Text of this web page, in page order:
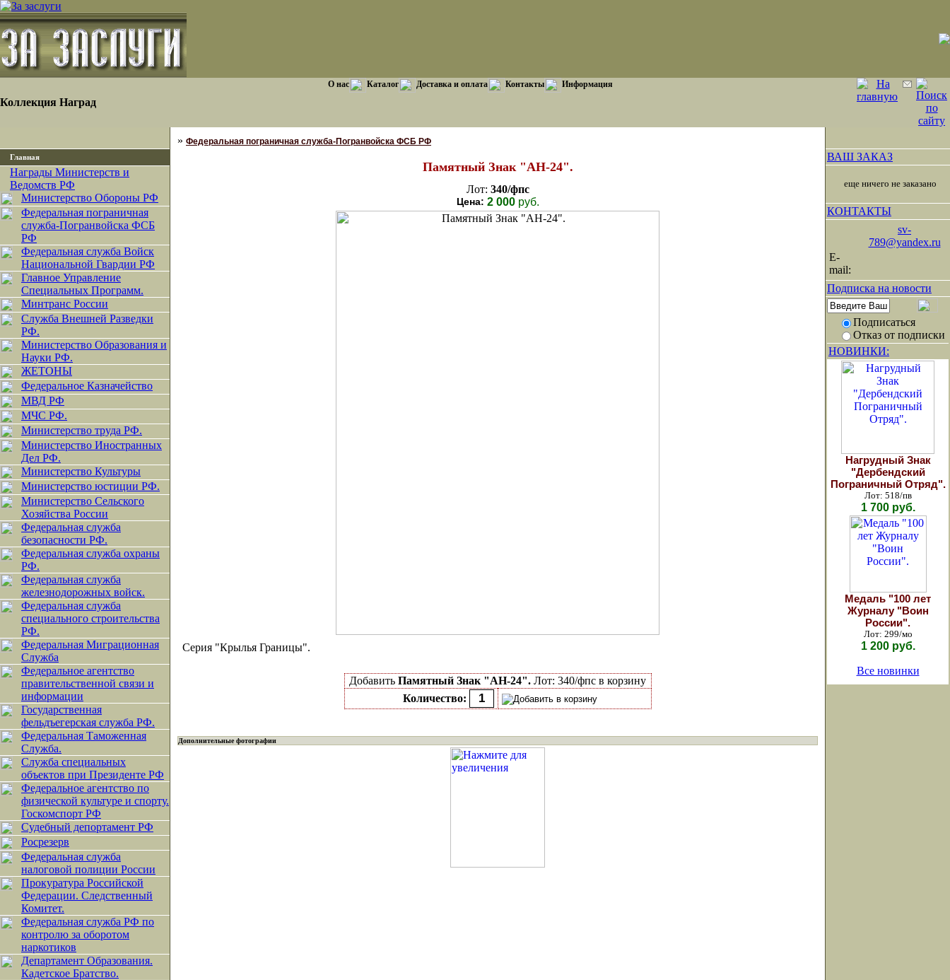
Коллекция Наград
О нас Каталог Доставка и оплата Контакты Информация
Главная
Награды Министерств и
Ведомств РФ
Министерство Обороны РФ
Федеральная пограничная
служба-Погранвойска ФСБ
РФ
Федеральная служба Войск
Национальной Гвардии РФ
Главное Управление
Специальных Программ.
Минтранс России
Служба Внешней Разведки
РФ.
Министерство Образования и
Науки РФ.
ЖЕТОНЫ
Федеральное Казначейство
МВД РФ
МЧС РФ.
Министерство труда РФ.
Министерство Иностранных
Дел РФ.
Министерство Культуры
Министерство юстиции РФ.
Министерство Сельского
Хозяйства России
Федеральная служба
безопасности РФ.
Федеральная служба охраны
РФ.
Федеральная служба
железнодорожных войск.
Федеральная служба
специального строительства
РФ.
Федеральная Миграционная
Служба
Федеральное агентство
правительственной связи и
информации
Государственная
фельдъегерская служба РФ.
Федеральная Таможенная
Служба.
Служба специальных
объектов при Президенте РФ
Федеральное агентство по
физической культуре и спорту.
Госкомспорт РФ
Судебный депортамент РФ
Росрезерв
Федеральная служба
налоговой полиции России
Прокуратура Российской
Федерации. Следственный
Комитет.
Федеральная служба РФ по
контролю за оборотом
наркотиков
Департамент Образования.
Кадетское Братство.
» Федеральная пограничная служба-Погранвойска ФСБ РФ
Памятный Знак "АН-24".
Лот: 340/фпс
Цена: 2 000руб.
Серия "Крылья Границы".
Добавить Памятный Знак "АН-24". Лот: 340/фпс в корзину
Количество:
Дополнительные фотографии
ВАШ ЗАКАЗ
еще ничего не заказано
КОНТАКТЫ
sv-
789@yandex.ru
E-
mail:
Подписка на новости
Подписаться
Отказ от подписки
НОВИНКИ:
Нагрудный Знак
"Дербендский
Пограничный Отряд".
Лот: 518/пв
1 700 руб.
Медаль "100 лет
Журналу "Воин
России".
Лот: 299/мо
1 200 руб.
Все новинки